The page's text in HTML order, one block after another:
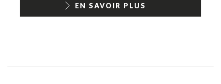
EN SAVOIR PLUS